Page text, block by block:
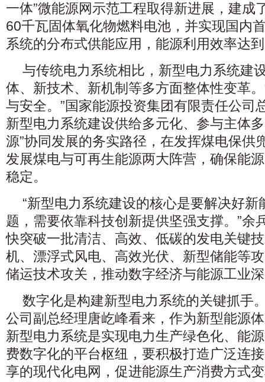
一体”微能源网示范工程取得新进展，建成
60千瓦固体氧化物燃料电池，并实现国内
系统的分布式供能应用，能源利用效率达
与传统电力系统相比，新型电力系统建
体、新技术、新机制等多方面整体性变革
与安全。”国家能源投资集团有限责任公司
新型电力系统建设供给多元化、参与主体
源”协同发展的务实路径，在发挥煤电保供
发展煤电与可再生能源两大阵营，确保能
稳定。
“新型电力系统建设的核心是要解决好新
题，需要依靠科技创新提供坚强支撑。”余
快突破一批清洁、高效、低碳的发电关键
机、漂浮式风电、高效光伏、新型储能等
储运技术攻关，推动数字经济与能源工业
数字化是构建新型电力系统的关键抓手
公司副总经理唐屹峰看来，作为新型能源
新型电力系统是实现电力生产绿色化、能
费数字化的平台枢纽，要积极打造广泛连
享的现代化电网，促进能源生产消费方式